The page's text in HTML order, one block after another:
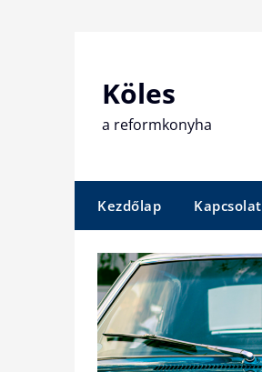
Köles
a reformkonyha
Kezdőlap Kapcsolat